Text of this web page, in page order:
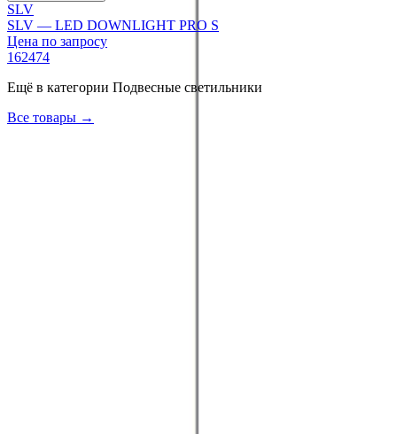
SLV
SLV — LED DOWNLIGHT PRO S
Цена по запросу
162474
Ещё в категории Подвесные светильники
Все товары →